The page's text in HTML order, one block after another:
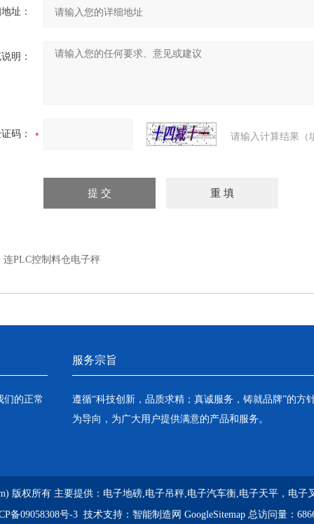
址：
明：
码： 请输入计算结果（
连PLC控制料仓电子秤
们的正常
服务宗旨
遵循“科技创新，品质求精；真诚服务，铸就品牌”的方
为导向，为广大用户提供满意的产品和服务。
版权所有 主要提供： 电子地磅,电子吊秤,电子汽车衡,电子天平，电
备09058308号-3技术支持： 智能制造网 GoogleSitemap总访问量：